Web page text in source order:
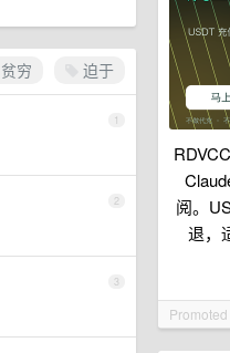
阅。
退，
贫穷 迫于
1
2
3